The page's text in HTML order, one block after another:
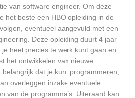
van software engineer. Om deze
het beste een HBO opleiding in de
eventueel aangevuld met een
Deze opleiding duurt 4 jaar
heel precies te werk kunt gaan en
het ontwikkelen van nieuwe
belangrijk dat je kunt programmeren,
overleggen inzake eventuele
van de programma’s. Uiteraard kan